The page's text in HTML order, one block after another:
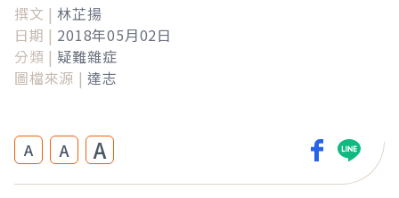
撰文 | 林芷揚
日期 | 2018年05月02日
分類 | 疑難雜症
圖檔來源 | 達志
A A A